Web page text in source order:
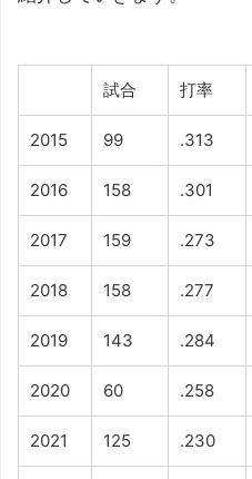
試合 打率
2015 99 .313
2016 158 .301
2017 159 .273
2018 158 .277
2019 143 .284
2020 60 .258
2021 125 .230